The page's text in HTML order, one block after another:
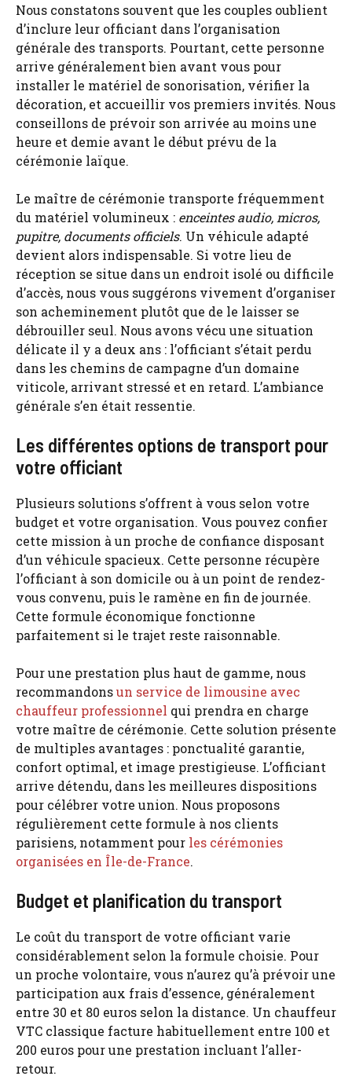
Nous constatons souvent que les couples oublient
d’inclure leur officiant dans l’organisation
générale des transports. Pourtant, cette personne
arrive généralement bien avant vous pour
installer le matériel de sonorisation, vérifier la
décoration, et accueillir vos premiers invités. Nous
conseillons de prévoir son arrivée au moins une
heure et demie avant le début prévu de la
cérémonie laïque.
Le maître de cérémonie transporte fréquemment
du matériel volumineux : enceintes audio, micros,
pupitre, documents officiels. Un véhicule adapté
devient alors indispensable. Si votre lieu de
réception se situe dans un endroit isolé ou difficile
d’accès, nous vous suggérons vivement d’organiser
son acheminement plutôt que de le laisser se
débrouiller seul. Nous avons vécu une situation
délicate il y a deux ans : l’officiant s’était perdu
dans les chemins de campagne d’un domaine
viticole, arrivant stressé et en retard. L’ambiance
générale s’en était ressentie.
Les différentes options de transport pour
votre officiant
Plusieurs solutions s’offrent à vous selon votre
budget et votre organisation. Vous pouvez confier
cette mission à un proche de confiance disposant
d’un véhicule spacieux. Cette personne récupère
l’officiant à son domicile ou à un point de rendez-
vous convenu, puis le ramène en fin de journée.
Cette formule économique fonctionne
parfaitement si le trajet reste raisonnable.
Pour une prestation plus haut de gamme, nous
recommandonsun service de limousine avec
chauffeur professionnel qui prendra en charge
votre maître de cérémonie. Cette solution présente
de multiples avantages : ponctualité garantie,
confort optimal, et image prestigieuse. L’officiant
arrive détendu, dans les meilleures dispositions
pour célébrer votre union. Nous proposons
régulièrement cette formule à nos clients
parisiens, notamment pour les cérémonies
organisées en Île-de-France.
Budget et planification du transport
Le coût du transport de votre officiant varie
considérablement selon la formule choisie. Pour
un proche volontaire, vous n’aurez qu’à prévoir une
participation aux frais d’essence, généralement
entre 30 et 80 euros selon la distance. Un chauffeur
VTC classique facture habituellement entre 100 et
200 euros pour une prestation incluant l’aller-
retour.